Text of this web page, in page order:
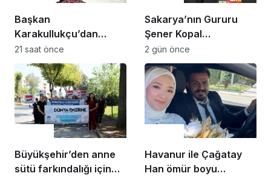
Başkan
Karakullukçu’dan
Sakarya Muşlular
Derneği’ne ziyaret
21 saat önce
Sakarya’nın Gururu
Şener Kopal
Tümgeneralliğe Terfi
Etti
2 gün önce
Büyükşehir’den anne
sütü farkındalığı için
Havanur ile Çağatay
Han ömür boyu